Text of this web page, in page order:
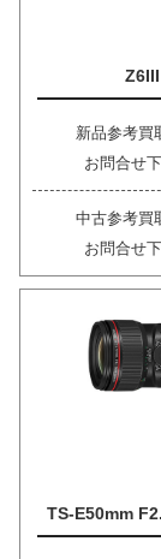
Z6III
新品参考買
お問合せ
中古参考買
お問合せ
TS-E50mm